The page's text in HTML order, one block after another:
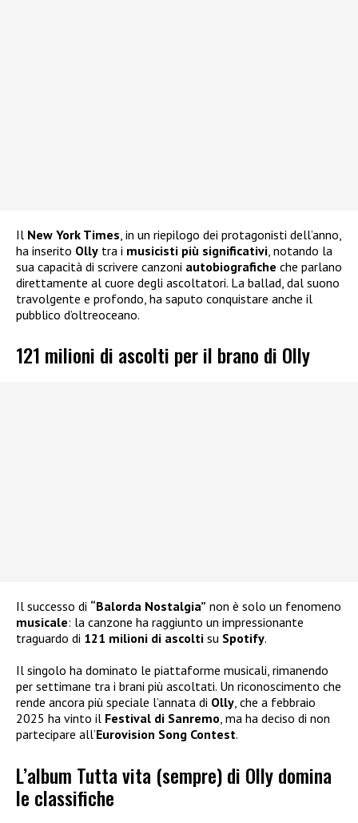
Il New York Times , in un riepilogo dei protagonisti dell’anno,
ha inserito Olly tra i musicisti più significativi , notando la
sua capacità di scrivere canzoni autobiografiche che parlano
direttamente al cuore degli ascoltatori. La ballad, dal suono
travolgente e profondo, ha saputo conquistare anche il
pubblico d’oltreoceano.
121 milioni di ascolti per il brano di Olly
Il successo di “Balorda Nostalgia” non è solo un fenomeno
musicale: la canzone ha raggiunto un impressionante
traguardo di 121 milioni di ascolti su Spotify.
Il singolo ha dominato le piattaforme musicali, rimanendo
per settimane tra i brani più ascoltati. Un riconoscimento che
rende ancora più speciale l’annata di Olly, che a febbraio
2025 ha vinto il Festival di Sanremo, ma ha deciso di non
partecipare all’Eurovision Song Contest.
L’album Tutta vita (sempre) di Olly domina
le classifiche